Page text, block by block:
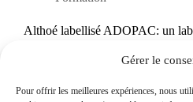
Gérer le
Pour offrir les meilleures expériences, nous
Althoé labellisé ADOPAC: un
garantir la qualité, nous avons
plus loin avec le label ADOPAC